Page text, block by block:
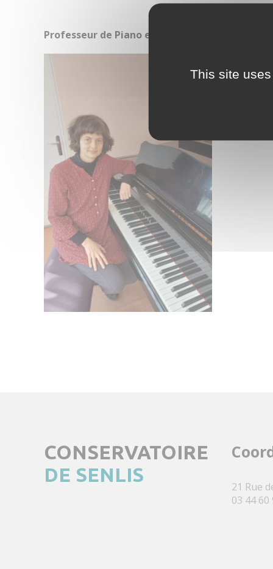
Professeur de Piano et Analyses Compositions
Je suis
Danse
CONSERVATOIRE
DE SENLIS
21 Rue
03 44 60
This site